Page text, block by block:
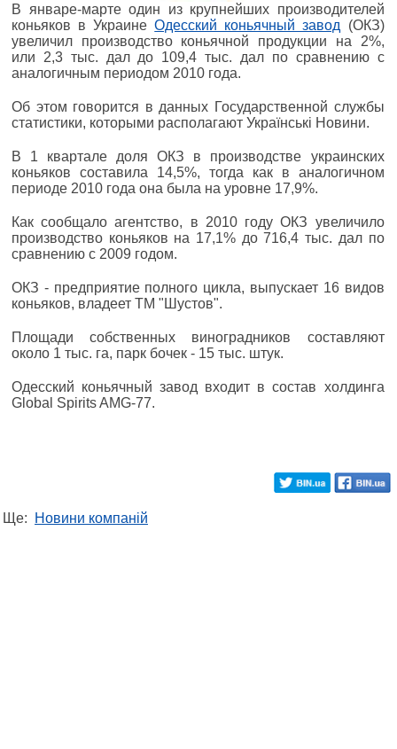
В январе-марте один из крупнейших производителей
коньяков в УкраинеОдесский коньячный завод (ОКЗ)
увеличил производство коньячной продукции на 2%,
или 2,3 тыс. дал до 109,4 тыс. дал по сравнению с
аналогичным периодом 2010 года.
Об этом говорится в данных Государственной службы
статистики, которыми располагают Українські Новини.
В 1 квартале доля ОКЗ в производстве украинских
коньяков составила 14,5%, тогда как в аналогичном
периоде 2010 года она была на уровне 17,9%.
Как сообщало агентство, в 2010 году ОКЗ увеличило
производство коньяков на 17,1% до 716,4 тыс. дал по
сравнению с 2009 годом.
ОКЗ - предприятие полного цикла, выпускает 16 видов
коньяков, владеет ТМ "Шустов".
Площади собственных виноградников составляют
около 1 тыс. га, парк бочек - 15 тыс. штук.
Одесский коньячный завод входит в состав холдинга
Global Spirits AMG-77.
Ще: Новини компаній